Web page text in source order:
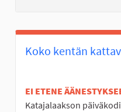
Koko kentän
EI ETENE
Katajalaakson